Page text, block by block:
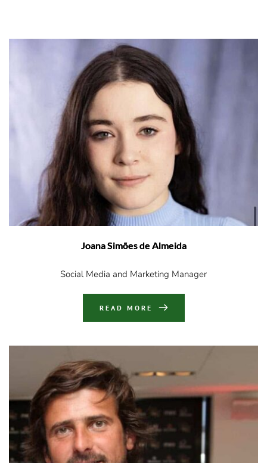
Joana Simões de Almeida
Social Media and Marketing Manager
READ MORE